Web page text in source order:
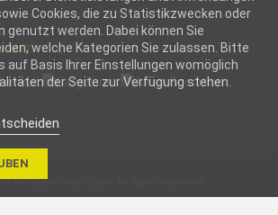
Cookies, die zu Statistikzwecken oder
genutzt werden. Dabei können Sie
welche Kategorien Sie zulassen. Bitte
auf Basis Ihrer Einstellungen womöglich
der Seite zur Verfügung stehen.
Cookies helfen
MIT
Handwerk Direkt GmbH. All Rights Reserved.